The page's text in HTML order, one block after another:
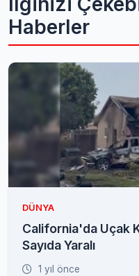
Haberler
DÜNYA
California'da Uçak
Sayıda Yaralı
1 yıl önce